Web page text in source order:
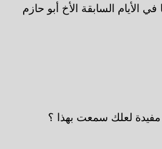
الأيام السابقة الأخ أبو حازم
لعلك سمعت بهذا ؟